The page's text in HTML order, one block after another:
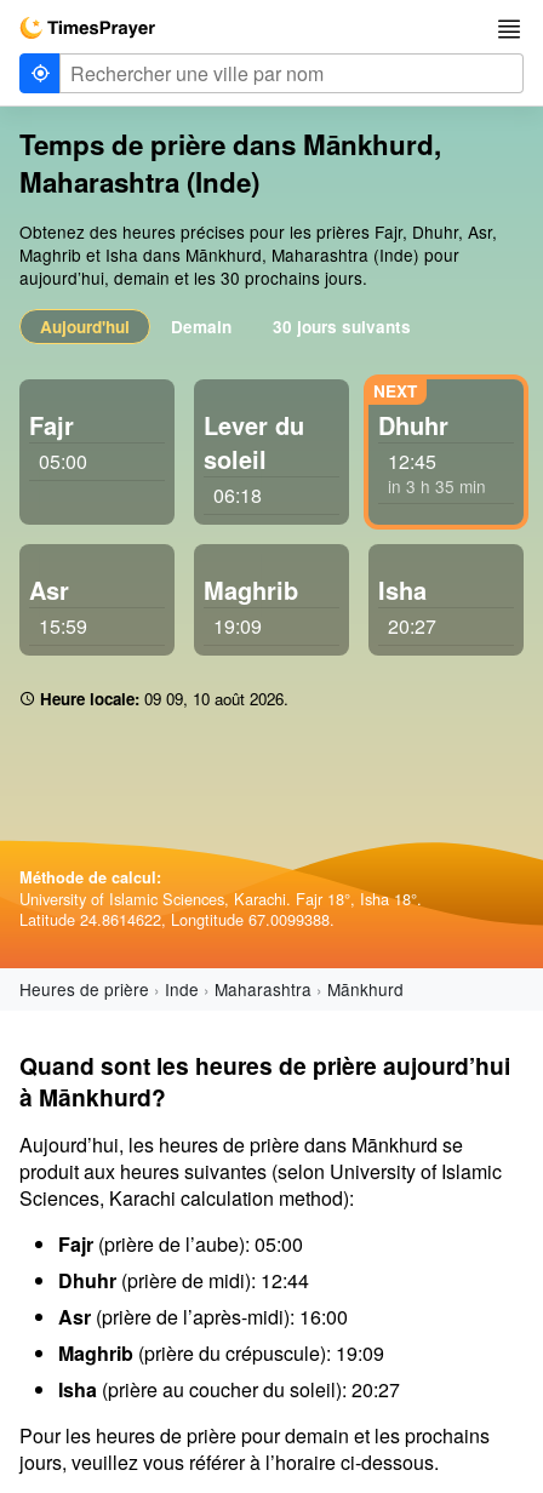
Temps de prière dans Mānkhurd,
Maharashtra (Inde)
Obtenez des heures précises pour les prières Fajr, Dhuhr, Asr,
Maghrib et Isha dans Mānkhurd, Maharashtra (Inde) pour
aujourd’hui, demain et les 30 prochains jours.
Aujourd'hui Demain 30 jours suivants
Fajr
05:00
Lever du
soleil
06:18
Dhuhr
12:45
in 3 h 35 min
Asr
15:59
Maghrib
19:09
Isha
20:27
Heure locale: 09:09, 10 août 2026.
Méthode de calcul:
University of Islamic Sciences, Karachi. Fajr 18°, Isha 18°.
Latitude 24.8614622, Longtitude 67.0099388.
Heures de prière Inde Maharashtra Mānkhurd
Quand sont les heures de prière aujourd’hui
à Mānkhurd?
Aujourd’hui, les heures de prière dans Mānkhurd se
produit aux heures suivantes (selon University of Islamic
Sciences, Karachi calculation method):
Fajr (prière de l’aube): 05:00
Dhuhr (prière de midi): 12:44
Asr (prière de l’après-midi): 16:00
Maghrib (prière du crépuscule): 19:09
Isha (prière au coucher du soleil): 20:27
Pour les heures de prière pour demain et les prochains
jours, veuillez vous référer à l’horaire ci-dessous.